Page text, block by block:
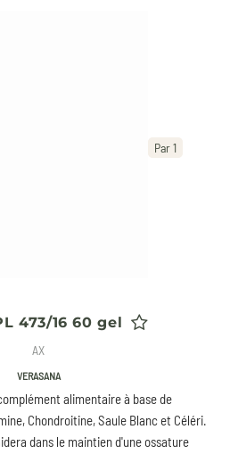
Par 1
473/16 60 gel
AX
VERASANA
alimentaire à base de
Chondroitine, Saule Blanc et Céléri.
dans le maintien d'une ossature